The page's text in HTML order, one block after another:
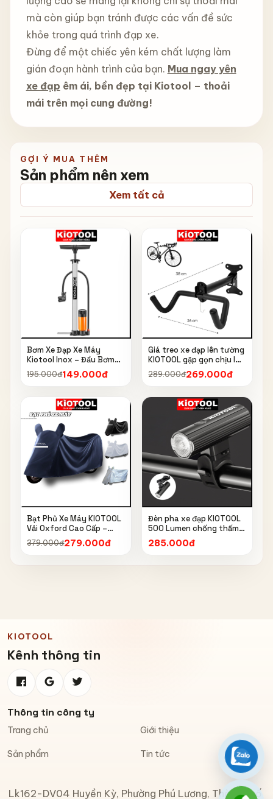
mà còn giúp bạn tránh được các vấn đề sức
khỏe trong quá trình đạp xe.
Đừng để một chiếc yên kém chất lượng làm
gián đoạn hành trình của bạn. Mua ngay yên
xe đạp êm ái, bền đẹp tại Kiotool – thoải
mái trên mọi cung đường!
GỢI Ý MUA THÊM
Sản phẩm nên xem
Xem tất cả
Bơm Xe Đạp Xe Máy
Kiotool Inox – Đầu Bơm
Thông Minh, Kèm Bơm
Bóng, Đồng Hồ 160 PSI
195.000đ149.000đ
Giá treo xe đạp lên tường
KIOTOOL gập gọn chịu lực
cao kèm móc treo mũ bảo
hiểm
289.000đ269.000đ
Bạt Phủ Xe Máy KIOTOOL
Vải Oxford Cao Cấp –
Chống Nắng, Chống Mưa,
Chống Bụi, Chống Tia UV,
379.000đ279.000đ
Đèn pha xe đạp KIOTOOL
500 Lumen chống thấm
nước IPX6 6603
285.000đ
KIOTOOL
Kênh thông tin
Thông tin công ty
Trang chủ Giới thiệu
Sản phẩm Tin tức
Lk162-DV04 Huyền Kỳ, Phường Phú Lương, Thành phố
Zalo